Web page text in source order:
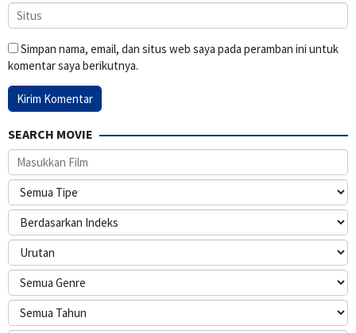
Simpan nama, email, dan situs web saya pada peramban ini untuk
komentar saya berikutnya.
SEARCH MOVIE